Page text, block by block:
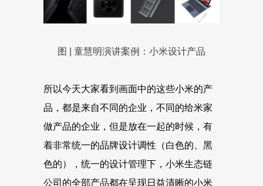
图 | 童慧明演讲案例：小米设计产品
所以今天大家看到画面中的这些小米的产
品，都是来自不同的企业，不同的给米家
做产品的企业，但是放在一起的时候，有
着非常统一的品牌设计调性（白色的、黑
色的），统一的设计管理下，小米生态链
公司的全部产品都在呈现日益清晰的小米